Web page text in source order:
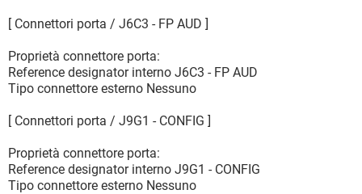
[ Connettori porta / J6C3 - FP AUD ]
Proprietà connettore porta:
Reference designator interno J6C3 - FP AUD
Tipo connettore esterno Nessuno
[ Connettori porta / J9G1 - CONFIG ]
Proprietà connettore porta:
Reference designator interno J9G1 - CONFIG
Tipo connettore esterno Nessuno